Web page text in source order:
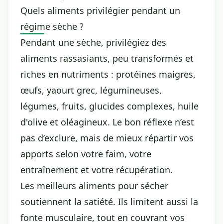
Quels aliments privilégier pendant un
régime sèche ?
Pendant une sèche, privilégiez des
aliments rassasiants, peu transformés et
riches en nutriments : protéines maigres,
œufs, yaourt grec, légumineuses,
légumes, fruits, glucides complexes, huile
d'olive et oléagineux. Le bon réflexe n’est
pas d’exclure, mais de mieux répartir vos
apports selon votre faim, votre
entraînement et votre récupération.
Les meilleurs aliments pour sécher
soutiennent la satiété. Ils limitent aussi la
fonte musculaire, tout en couvrant vos